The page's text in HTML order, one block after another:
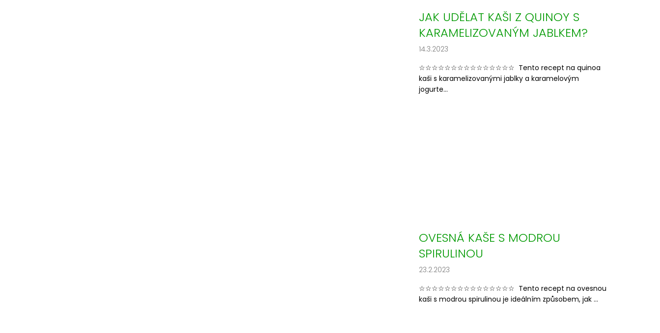
JAK UDĚLAT KAŠI Z QUINOY S
KARAMELIZOVANÝM JABLKEM?
14.3.2023
☆☆☆☆☆☆☆☆☆☆☆☆☆☆☆ Tento recept na quinoa
kaši s karamelizovanými jablky a karamelovým
jogurte...
OVESNÁ KAŠE S MODROU
SPIRULINOU
23.2.2023
☆☆☆☆☆☆☆☆☆☆☆☆☆☆☆ Tento recept na ovesnou
kaši s modrou spirulinou je ideálním způsobem, jak ...